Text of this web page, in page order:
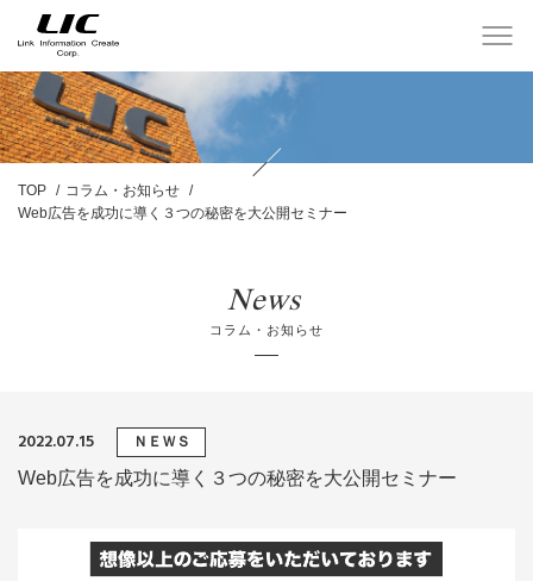
TOP
コラム・お知らせ
Web広告を成功に導く３つの秘密を大公開セミナー
News
コラム・お知らせ
2022.07.15 ＮＥＷＳ
Web広告を成功に導く３つの秘密を大公開セミナー